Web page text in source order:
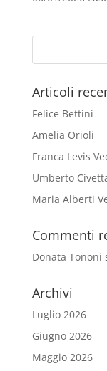
Articoli
Felice Bettini
Amelia Orioli
Franca Levis
Umberto
Maria Alberti
Commenti
Donata Tononi
Archivi
Luglio 2026
Giugno 2026
Maggio 2026